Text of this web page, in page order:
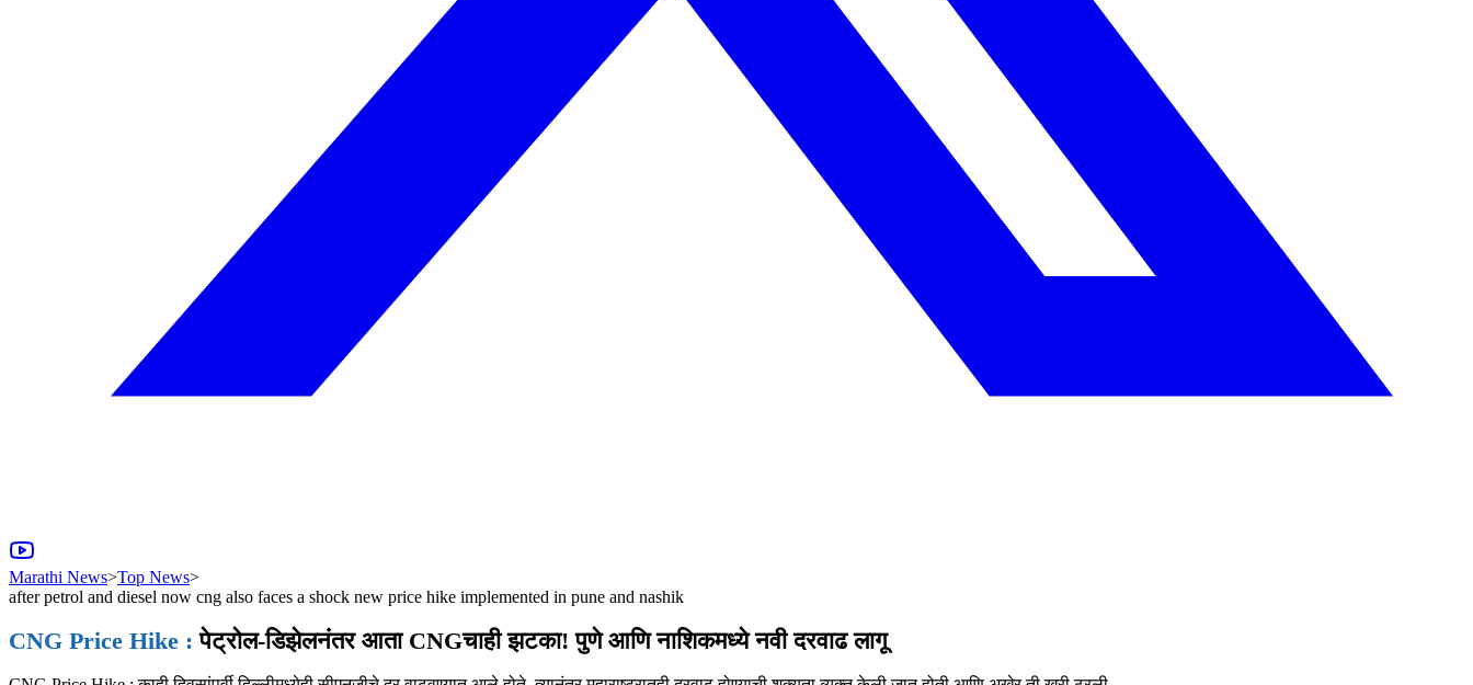
Marathi News>Top News>
after petrol and diesel now cng also faces a shock new price hike implemented in pune and nashik
CNG Price Hike : पेट्रोल-डिझेलनंतर आता CNGचाही झटका! पुणे आणि नाशिकमध्ये नवी दरवाढ लागू